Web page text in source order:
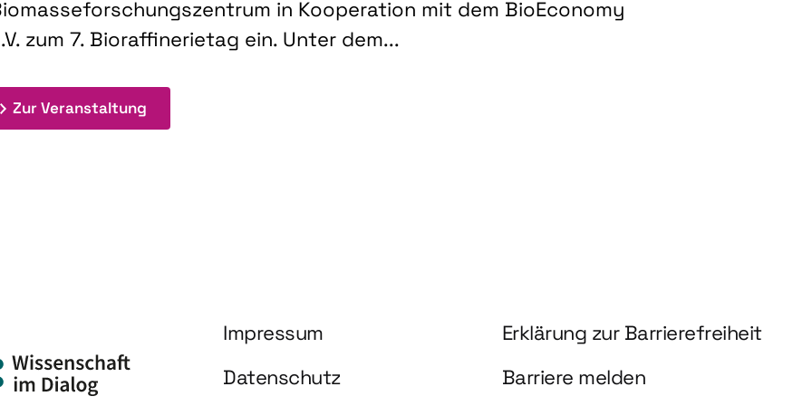
in Kooperation mit dem BioEconomy
zum 7. Bioraffinerietag ein. Unter dem...
Zur Veranstaltung: 7. Bioraffinerietag "Schlüsseltechnologien für biobasierte Produkte und Kraftstoffe"
Information und Service
Impressum
Erklärung zur Barrierefreiheit
Datenschutz
Barriere melden